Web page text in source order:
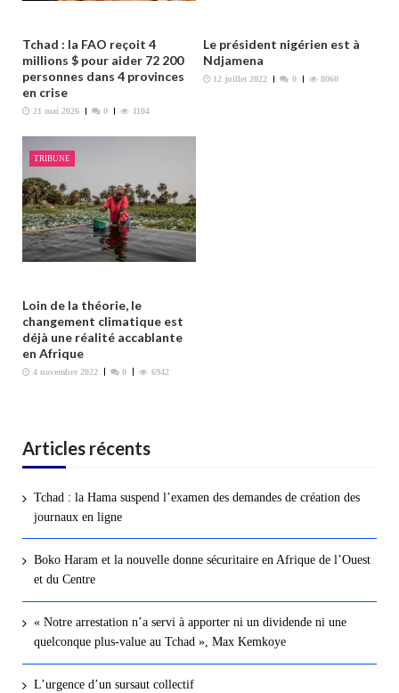
r
t
i
c
l
e
Tchad : la FAO reçoit 4
millions $ pour aider 72 200
personnes dans 4 provinces
en crise
21 mai 2026 0 1104
Le président nigérien est à
Ndjamena
12 juillet 2022 0 8060
TRIBUNE
Loin de la théorie, le
changement climatique est
déjà une réalité accablante
en Afrique
4 novembre 2022 0 6942
Articles récents
Tchad : la Hama suspend l’examen des demandes de création des
journaux en ligne
Boko Haram et la nouvelle donne sécuritaire en Afrique de l’Ouest
et du Centre
« Notre arrestation n’a servi à apporter ni un dividende ni une
quelconque plus-value au Tchad », Max Kemkoye
L’urgence d’un sursaut collectif